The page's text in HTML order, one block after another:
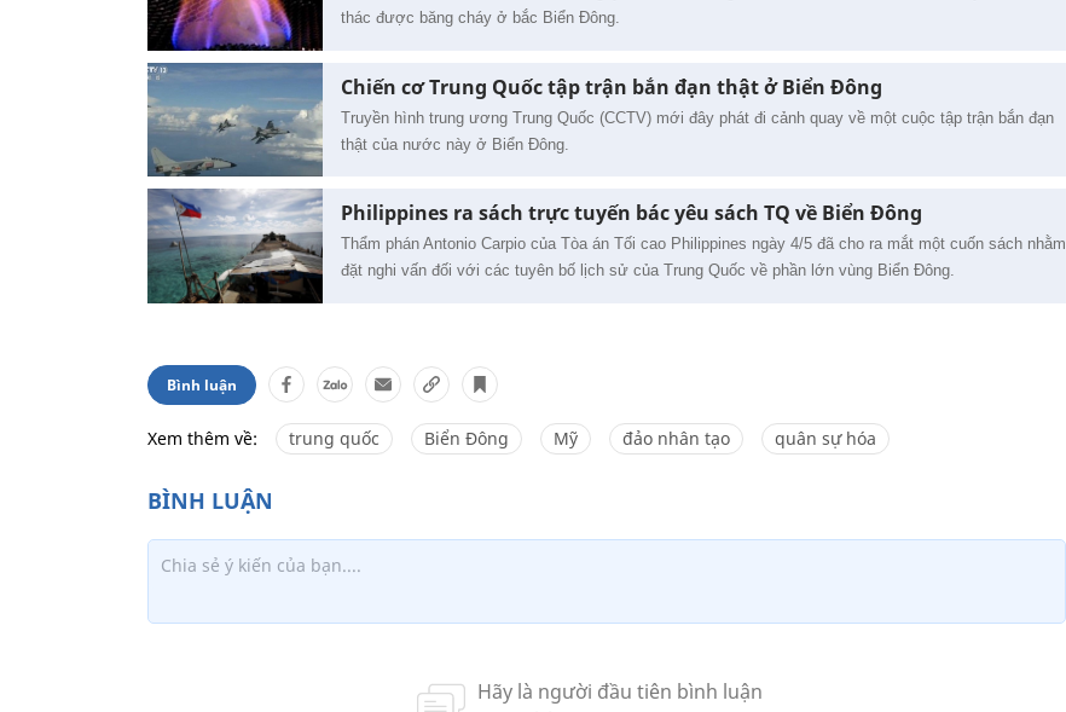
thác được băng cháy ở bắc Biển Đông.
Chiến cơ Trung Quốc tập trận bắn đạn thật ở Biển Đông
Truyền hình trung ương Trung Quốc (CCTV) mới đây phát đi cảnh quay về một cuộc tập trận bắn đạn
thật của nước này ở Biển Đông.
Philippines ra sách trực tuyến bác yêu sách TQ về Biển Đông
Thẩm phán Antonio Carpio của Tòa án Tối cao Philippines ngày 4/5 đã cho ra mắt một cuốn sách nhằm
đặt nghi vấn đối với các tuyên bố lịch sử của Trung Quốc về phần lớn vùng Biển Đông.
Bình luận
Xem thêm về: trung quốc Biển Đông Mỹ đảo nhân tạo quân sự hóa